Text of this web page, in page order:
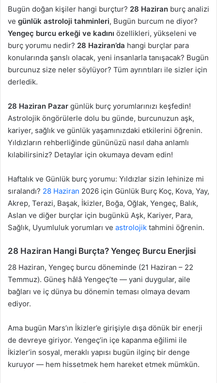
Bugün doğan kişiler hangi burçtur? 28 Haziran burç analizi
ve günlük astroloji tahminleri, Bugün burcum ne diyor?
Yengeç burcu erkeği ve kadını özellikleri, yükseleni ve
burç yorumu nedir? 28 Haziran’da hangi burçlar para
konularında şanslı olacak, yeni insanlarla tanışacak? Bugün
burcunuz size neler söylüyor? Tüm ayrıntıları ile sizler için
derledik.
28 Haziran Pazar günlük burç yorumlarınızı keşfedin!
Astrolojik öngörülerle dolu bu günde, burcunuzun aşk,
kariyer, sağlık ve günlük yaşamınızdaki etkilerini öğrenin.
Yıldızların rehberliğinde gününüzü nasıl daha anlamlı
kılabilirsiniz? Detaylar için okumaya devam edin!
Haftalık ve Günlük burç yorumu: Yıldızlar sizin lehinize mi
sıralandı? 28 Haziran 2026 için Günlük Burç Koç, Kova, Yay,
Akrep, Terazi, Başak, İkizler, Boğa, Oğlak, Yengeç, Balık,
Aslan ve diğer burçlar için bugünkü Aşk, Kariyer, Para,
Sağlık, Uyumluluk yorumları ve astrolojik tahmini öğrenin.
28 Haziran Hangi Burçta? Yengeç Burcu Enerjisi
28 Haziran, Yengeç burcu döneminde (21 Haziran – 22
Temmuz). Güneş hâlâ Yengeç’te — yani duygular, aile
bağları ve iç dünya bu dönemin teması olmaya devam
ediyor.
Ama bugün Mars’ın İkizler’e girişiyle dışa dönük bir enerji
de devreye giriyor. Yengeç’in içe kapanma eğilimi ile
İkizler’in sosyal, meraklı yapısı bugün ilginç bir denge
kuruyor — hem hissetmek hem hareket etmek mümkün.